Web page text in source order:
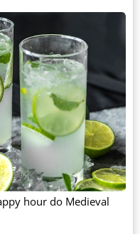
hour do Medieval